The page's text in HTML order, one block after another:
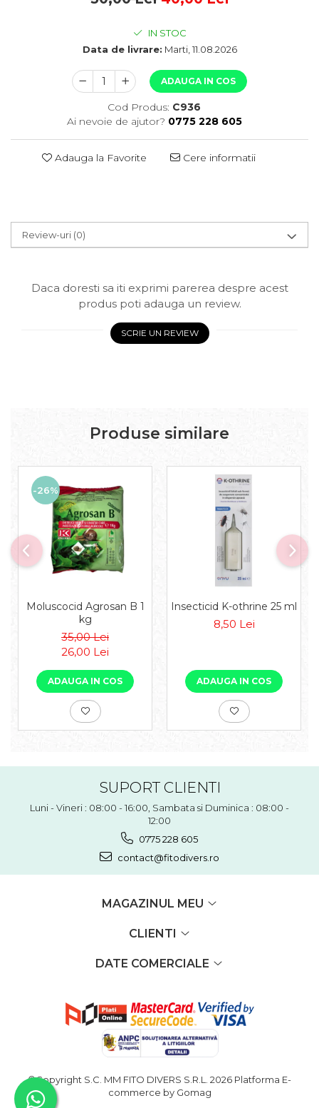
IN STOC
Data de livrare: Marti, 11.08.2026
ADAUGA IN COS
Cod Produs: C936
Ai nevoie de ajutor? 0775 228 605
Adauga la Favorite Cere informatii
Review-uri (0)
Daca doresti sa iti exprimi parerea despre acest
produs poti adauga un review.
SCRIE UN REVIEW
Produse similare
-26%
Moluscocid Agrosan B 1
kg
35,00 Lei
26,00 Lei
ADAUGA IN COS
Insecticid K-othrine 25 ml
8,50 Lei
ADAUGA IN COS
SUPORT CLIENTI
Luni - Vineri : 08:00 - 16:00, Sambata si Duminica : 08:00 -
12:00
0775 228 605
contact@fitodivers.ro
MAGAZINUL MEU
CLIENTI
DATE COMERCIALE
©Copyright S.C. MM FITO DIVERS S.R.L. 2026 Platforma E-
commerce by Gomag